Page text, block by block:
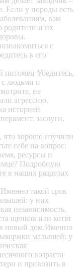
Если у породы есть
вам
родители и их
с
в его
питомец Убедитесь,
с людьми и
не
агрессию.
историей
заслуги,
что хорошо изучили
себе на вопрос:
ресурсы и
Подробную
в наших разделах
Именно такой срок
у них
независимость.
щенков или котят
новый дом.Именно
малышей: у
возраста
и привозить в